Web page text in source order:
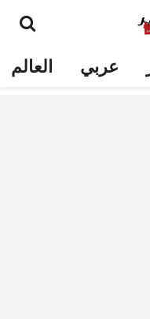
عربي العالم